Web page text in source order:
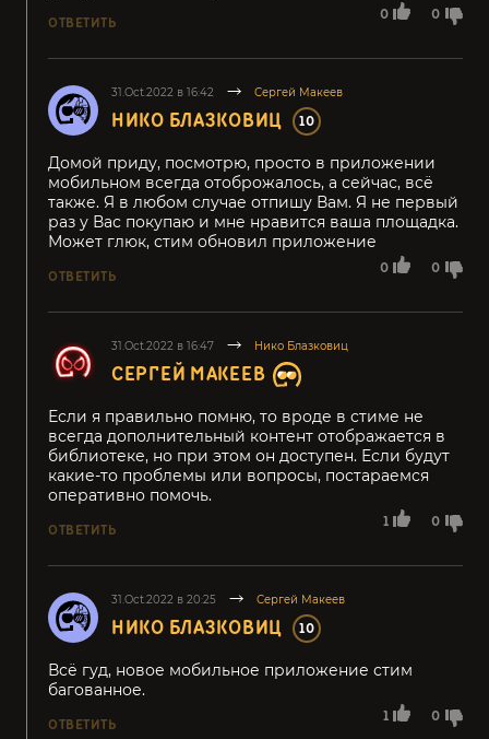
0 0
ОТВЕТИТЬ
31.Oct.2022 в 16:42 Сергей Макеев
НИКО БЛАЗКОВИЦ 10
0 0
Домой приду, посмотрю, просто в приложении
мобильном всегда отоброжалось, а сейчас, всё
также. Я в любом случае отпишу Вам. Я не первый
раз у Вас покупаю и мне нравится ваша площадка.
Может глюк, стим обновил приложение
ОТВЕТИТЬ
31.Oct.2022 в 16:47 Нико Блазковиц
СЕРГЕЙ МАКЕЕВ
1 0
Если я правильно помню, то вроде в стиме не
всегда дополнительный контент отображается в
библиотеке, но при этом он доступен. Если будут
какие-то проблемы или вопросы, постараемся
оперативно помочь.
ОТВЕТИТЬ
31.Oct.2022 в 20:25 Сергей Макеев
НИКО БЛАЗКОВИЦ 10
1 0
Всё гуд, новое мобильное приложение стим
багованное.
ОТВЕТИТЬ